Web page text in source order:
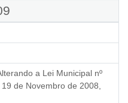
a Lei Municipal nº
de Novembro de 2008,